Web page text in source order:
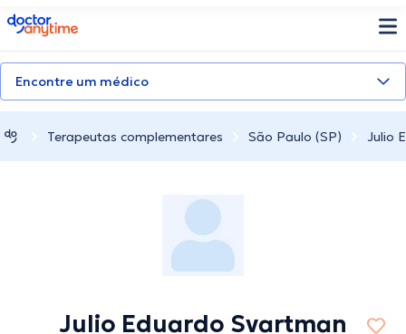
doctoranytime
Encontre um médico
Terapeutas complementares São Paulo (SP) Julio
Julio Eduardo Svartman